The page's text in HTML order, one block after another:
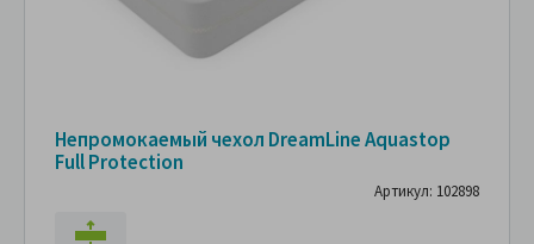
Непромокаемый чехол DreamLine Aquastop
Full Protection
Артикул: 102898